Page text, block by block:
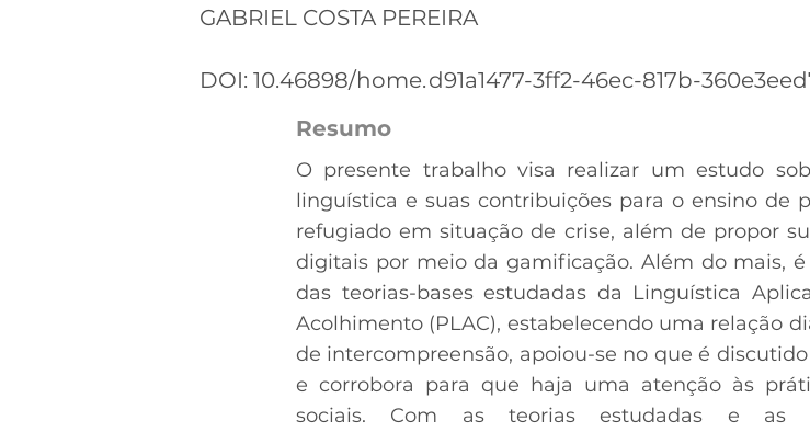
GABRIEL COSTA PEREIRA
DOI: 10.46898/home.d91a1477-3ff2-46ec-817b-
Resumo
O presente trabalho visa realizar um estudo
linguística e suas contribuições para o ensino de
refugiado em situação de crise, além de propor
digitais por meio da gamificação. Além do mais,
das teorias-bases estudadas da Linguística
Acolhimento (PLAC), estabelecendo uma relação
de intercompreensão, apoiou-se no que é
e corrobora para que haja uma atenção às
sociais. Com as teorias estudadas e as